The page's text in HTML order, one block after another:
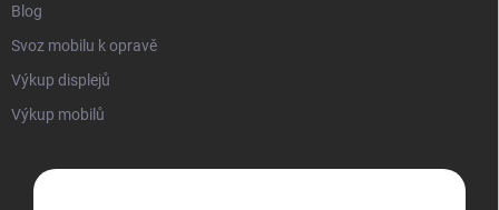
Blog
Svoz mobilu k opravě
Výkup displejů
Výkup mobilů